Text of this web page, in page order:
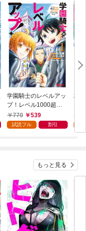
学園騎士のレベルアッ
プ！レベル1000超え
の転生者、落ちこぼれ
クラスに入学。そし
770 539
試読フル 割引
村
もっと見る